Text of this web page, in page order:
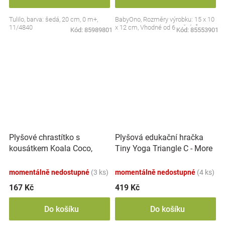
Tulilo, barva: šedá, 20 cm, 0 m+,
11/4840
Kód: 85989801
BabyOno, Rozměry výrobku: 15 x 10
x 12 cm, Vhodné od 6 měsíců
Kód: 85553901
Plyšové chrastítko s
kousátkem Koala Coco,
momentálně nedostupné (3 ks)
167 Kč
Do košíku
Plyšová edukační hračka
Tiny Yoga Triangle C - More
BabyOno
momentálně nedostupné (4 ks)
419 Kč
Do košíku